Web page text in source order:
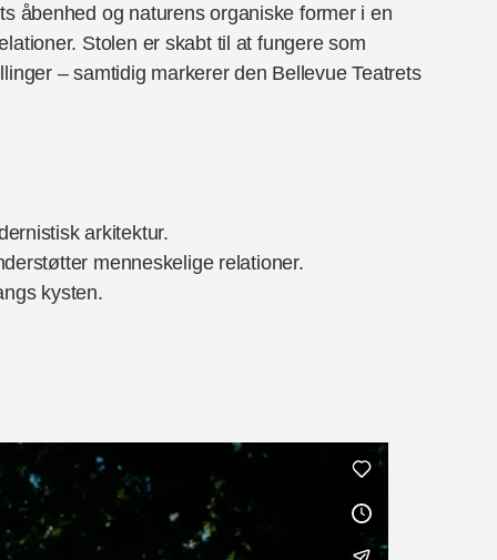
åbenhed og naturens organiske former i en
Stolen er skabt til at fungere som
– samtidig markerer den Bellevue Teatrets
arkitektur.
menneskelige relationer.
kysten.